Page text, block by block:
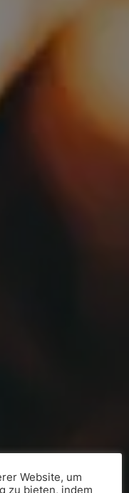
Website, um
zu bieten, indem